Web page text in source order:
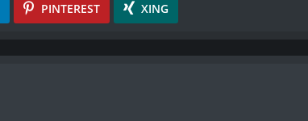
PINTEREST XING